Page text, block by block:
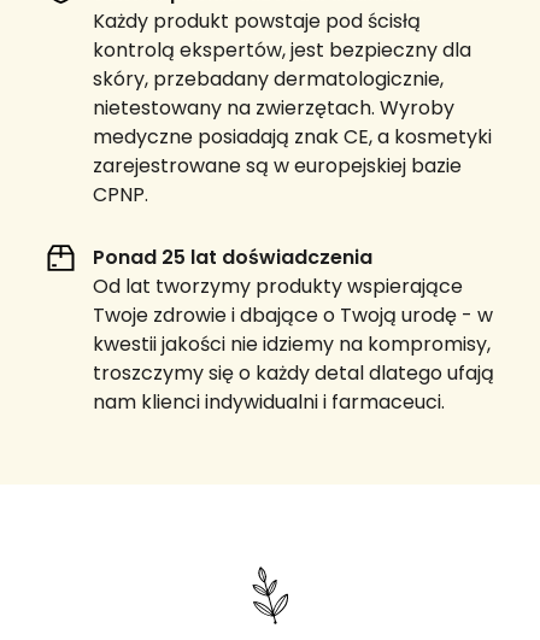
Każdy produkt powstaje pod ścisłą
kontrolą ekspertów, jest bezpieczny dla
skóry, przebadany dermatologicznie,
nietestowany na zwierzętach. Wyroby
medyczne posiadają znak CE, a kosmetyki
zarejestrowane są w europejskiej bazie
CPNP.
Ponad 25 lat doświadczenia
Od lat tworzymy produkty wspierające
Twoje zdrowie i dbające o Twoją urodę - w
kwestii jakości nie idziemy na kompromisy,
troszczymy się o każdy detal dlatego ufają
nam klienci indywidualni i farmaceuci.